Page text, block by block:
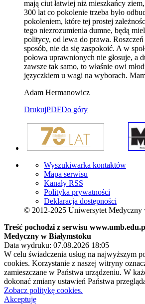
mają ciut łatwiej niż mieszkańcy
300 lat co pokolenie trzeba było
pokoleniem, które tej prostej
tego niezrozumienia dumne, będą
politycy, od lewa do prawa.
sposób, nie da się zaspokoić. A w
połowa uprawnionych nie głosuje, a
zawsze tak samo, to właśnie owi
języczkiem u wagi na wyborach.
Adam Hermanowicz
DrukujPDFDo góry
Wyszukiwarka kontaktów
Mapa serwisu
Kanały RSS
Polityka prywatności
Deklaracja dostępności
© 2012-2025 Uniwersytet Medyczny
Treść pochodzi z serwisu
Medyczny w Białymstoku
Data wydruku: 07.08.2026 18:05
W celu świadczenia usług na najwyższym
cookies. Korzystanie z naszej witryny
zamieszczane w Państwa urządzeniu. W
dokonać zmiany ustawień Państwa
Zobacz politykę cookies.
Akceptuję